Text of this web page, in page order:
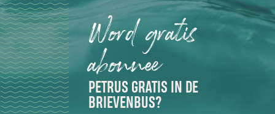
Word gratis
abonnee
PETRUS GRATIS IN DE
BRIEVENBUS?